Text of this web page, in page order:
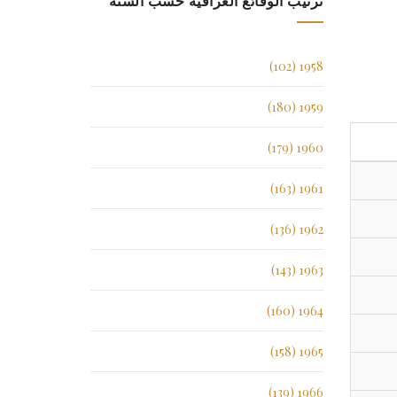
1958 (102)
1959 (180)
1960 (179)
1961 (163)
1962 (136)
1963 (143)
1964 (160)
1965 (158)
1966 (139)